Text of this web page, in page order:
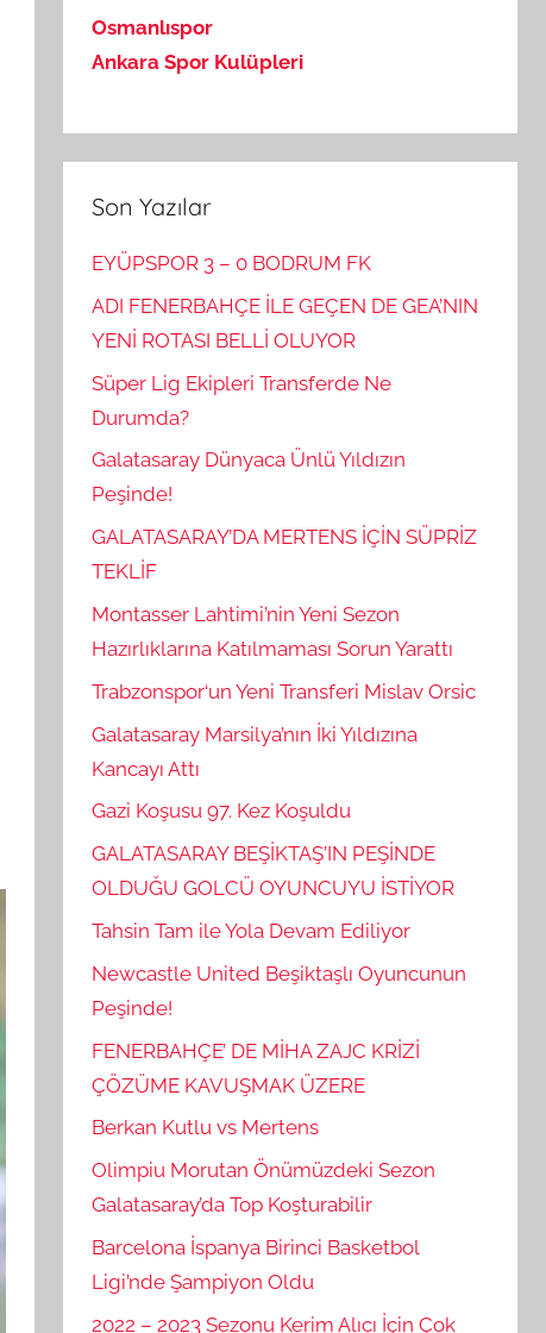
Osmanlıspor
Ankara Spor Kulüpleri
Son Yazılar
EYÜPSPOR 3 – 0 BODRUM FK
ADI FENERBAHÇE İLE GEÇEN DE GEA’NIN
YENİ ROTASI BELLİ OLUYOR
Süper Lig Ekipleri Transferde Ne
Durumda?
Galatasaray Dünyaca Ünlü Yıldızın
Peşinde!
GALATASARAY’DA MERTENS İÇİN SÜPRİZ
TEKLİF
Montasser Lahtimi’nin Yeni Sezon
Hazırlıklarına Katılmaması Sorun Yarattı
Trabzonspor‘un Yeni Transferi Mislav Orsic
Galatasaray Marsilya’nın İki Yıldızına
Kancayı Attı
Gazi Koşusu 97. Kez Koşuldu
GALATASARAY BEŞİKTAŞ’IN PEŞİNDE
OLDUĞU GOLCÜ OYUNCUYU İSTİYOR
Tahsin Tam ile Yola Devam Ediliyor
Newcastle United Beşiktaşlı Oyuncunun
Peşinde!
FENERBAHÇE’ DE MİHA ZAJC KRİZİ
ÇÖZÜME KAVUŞMAK ÜZERE
Berkan Kutlu vs Mertens
Olimpiu Morutan Önümüzdeki Sezon
Galatasaray’da Top Koşturabilir
Barcelona İspanya Birinci Basketbol
Ligi’nde Şampiyon Oldu
2022 – 2023 Sezonu Kerim Alıcı İçin Çok